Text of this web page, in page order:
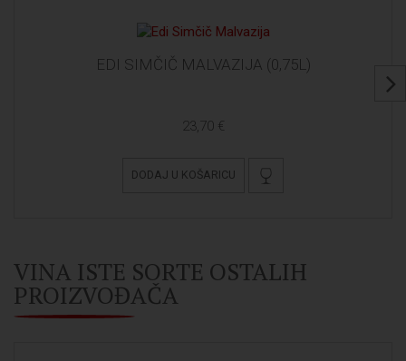
EDI SIMČIČ MALVAZIJA (0,75L)
23,70 €
DODAJ U KOŠARICU
VINA ISTE SORTE OSTALIH
PROIZVOĐAČA